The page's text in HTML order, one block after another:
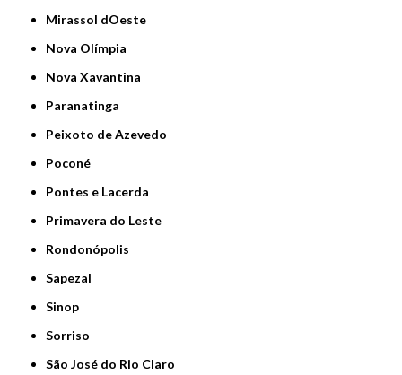
Mirassol dOeste
Nova Olímpia
Nova Xavantina
Paranatinga
Peixoto de Azevedo
Poconé
Pontes e Lacerda
Primavera do Leste
Rondonópolis
Sapezal
Sinop
Sorriso
São José do Rio Claro